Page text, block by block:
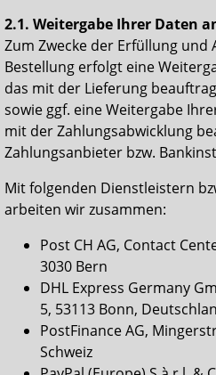
2.1. Weitergabe Ihrer Daten
Zum Zwecke der Erfüllung und
Bestellung erfolgt eine
das mit der Lieferung
sowie ggf. eine Weitergabe
mit der Zahlungsabwicklung
Zahlungsanbieter bzw.
Mit folgenden Dienstleistern
arbeiten wir zusammen:
Post CH AG, Contact
3030 Bern
DHL Express Germany
5, 53113 Bonn,
PostFinance AG,
Schweiz